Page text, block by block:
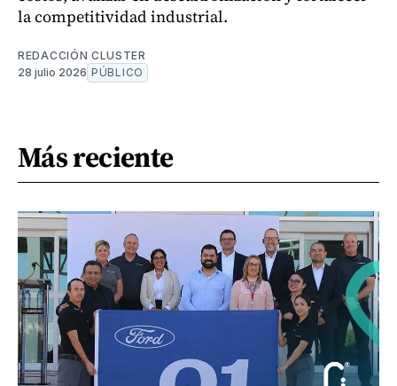
la competitividad industrial.
REDACCIÓN CLUSTER
28 julio 2026 PÚBLICO
Más reciente